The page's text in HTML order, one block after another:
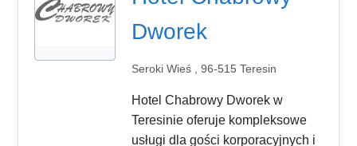
Dworek
Seroki Wieś , 96-515 Teresin
Hotel Chabrowy Dworek w
Teresinie oferuje kompleksowe
usługi dla gości korporacyjnych i